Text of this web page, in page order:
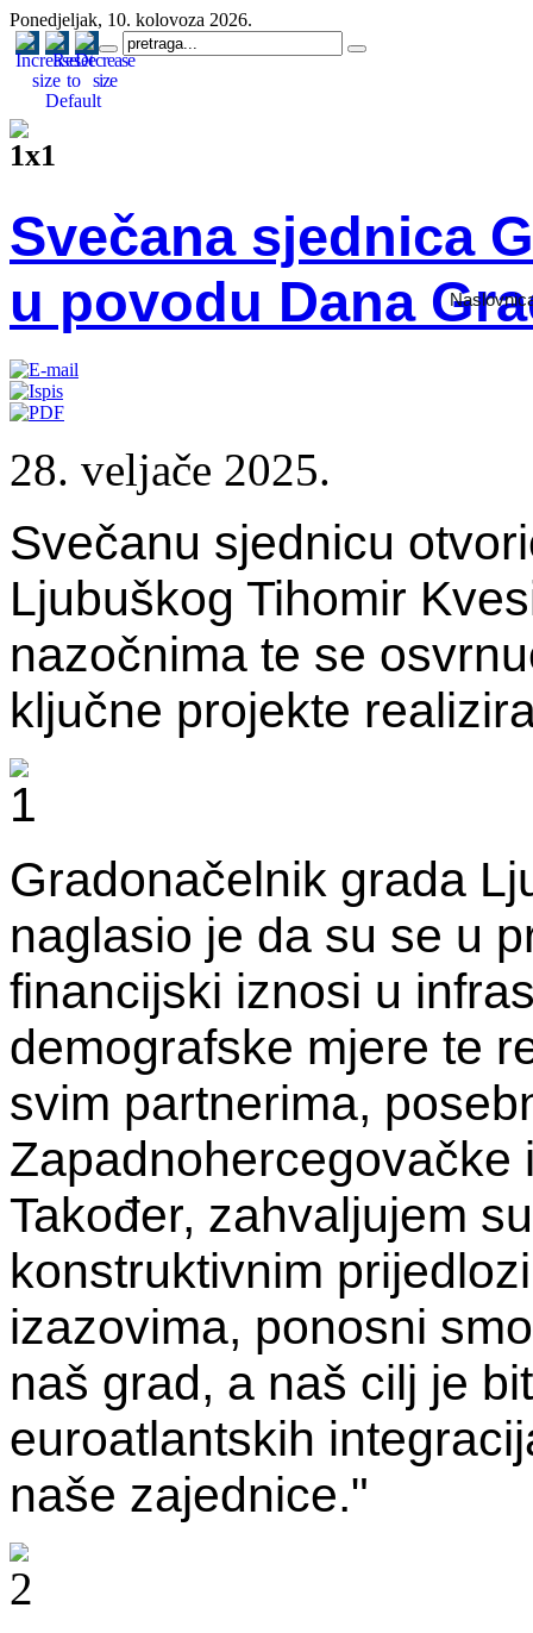
Ponedjeljak, 10. kolovoza 2026.
Svečana sjednica
u povodu Dana
28. veljače 2025.
Svečanu sjednicu
Ljubuškog Tihomir
nazočnima te se
ključne projekte
Gradonačelnik grada
naglasio je da su se u
financijski iznosi u
demografske mjere te
svim partnerima,
Zapadnohercegovačke
Također, zahvaljujem
konstruktivnim
izazovima, ponosni
naš grad, a naš cilj je
euroatlantskih
naše zajednice."